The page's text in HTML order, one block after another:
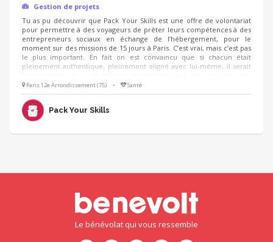
Gestion de projets
Tu as pu découvrir que Pack Your Skills est une offre de volontariat
pour permettre à des voyageurs de prêter leurs compétences à des
entrepreneurs sociaux en échange de l’hébergement, pour le
moment sur des missions de 15 jours à Paris. C’est vrai, mais c’est pas
le plus important. En fait on est convaincu que si chacun était
pleinement authentique, pleinement aligné avec lui-même, il serait
équilibrée.
Paris 12e Arrondissement (75) • Santé
Pack Your Skills
Le bénévolat qui vous ressemble